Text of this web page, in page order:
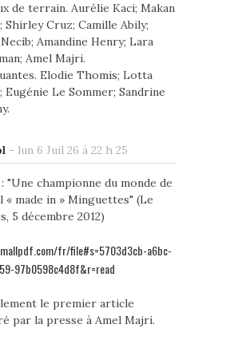
de terrain. Aurélie Kaci; Makan
Shirley Cruz; Camille Abily;
Amandine Henry; Lara
Amel Majri.
Elodie Thomis; Lotta
Eugénie Le Sommer; Sandrine
- lun 6 Juil 26 à 22 h 25
"Une championne du monde de
« made in » Minguettes" (Le
5 décembre 2012)
fr/file#s=5703d3cb-a6bc-
97b0598c4d8f&r=read
le premier article
par la presse à Amel Majri.